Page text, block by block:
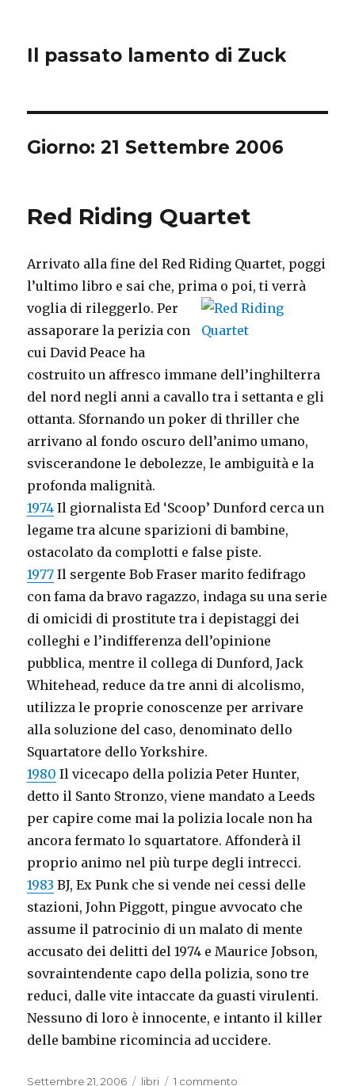
Il passato lamento di Zuck
Giorno:21 Settembre 2006
Red Riding Quartet
Arrivato alla fine del Red Riding Quartet, poggi
l’ultimo libro e sai che, prima o poi, ti verrà
voglia di rileggerlo.Per
assaporare la perizia con
cui David Peace ha
costruito un affresco immane dell’inghilterra
del nord negli anni a cavallo tra i settanta e gli
ottanta. Sfornando un poker di thriller che
arrivano al fondo oscuro dell’animo umano,
sviscerandone le debolezze, le ambiguità e la
profonda malignità.
1974 Il giornalista Ed ‘Scoop’ Dunford cerca un
legame tra alcune sparizioni di bambine,
ostacolato da complotti e false piste.
1977 Il sergente Bob Fraser marito fedifrago
con fama da bravo ragazzo, indaga su una serie
di omicidi di prostitute tra i depistaggi dei
colleghi e l’indifferenza dell’opinione
pubblica, mentre il collega di Dunford, Jack
Whitehead, reduce da tre anni di alcolismo,
utilizza le proprie conoscenze per arrivare
alla soluzione del caso, denominato dello
Squartatore dello Yorkshire.
1980 Il vicecapo della polizia Peter Hunter,
detto il Santo Stronzo, viene mandato a Leeds
per capire come mai la polizia locale non ha
ancora fermato lo squartatore. Affonderà il
proprio animo nel più turpe degli intrecci.
1983 BJ, Ex Punk che si vende nei cessi delle
stazioni, John Piggott, pingue avvocato che
assume il patrocinio di un malato di mente
accusato dei delitti del 1974 e Maurice Jobson,
sovraintendente capo della polizia, sono tre
reduci, dalle vite intaccate da guasti virulenti.
Nessuno di loro è innocente, e intanto il killer
delle bambine ricomincia ad uccidere.
Pubblicato
Settembre 21, 2006 Categorie
libri 1 commento